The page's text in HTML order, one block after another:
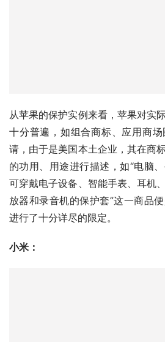
从苹果的保护实例来看，苹果对实
十分普遍，如组合商标、应用商场
请，由于是美国本土企业，其在商
的功用、用途进行描述，如“电脑
可穿戴电子设备、智能手表、耳机
进行了十分详尽的限定。